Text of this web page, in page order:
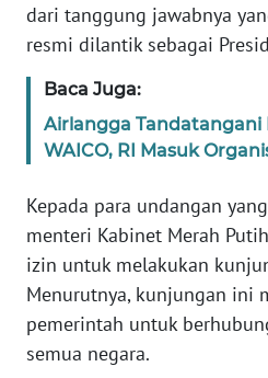
dari tanggung jawabnya
resmi dilantik sebagai
Baca Juga:
Airlangga
WAICO, RI Masuk
Kepada para undangan
menteri Kabinet Merah
izin untuk melakukan
Menurutnya, kunjungan ini
pemerintah untuk
semua negara.
WN
WN
NTT
WN
KEPRI
WN